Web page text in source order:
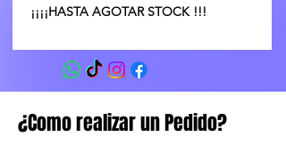
¡¡¡¡HASTA AGOTAR STOCK !!!
¿Como realizar un Pedido?